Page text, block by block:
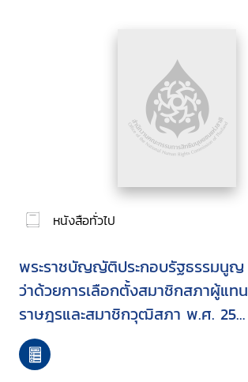
หนังสือทั่วไป
พระราชบัญญัติประกอบรัฐธรรมนูญ
ว่าด้วยการเลือกตั้งสมาชิกสภาผู้แทน
ราษฎรและสมาชิกวุฒิสภา พ.ศ. 2541
แก้ไขเพิ่มเติม พ.ศ. 2543